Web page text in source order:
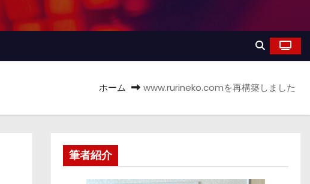
ホーム www.rurineko.comを再構築しました
筆者紹介